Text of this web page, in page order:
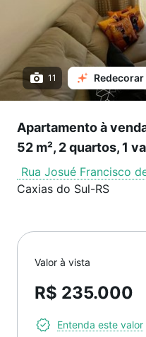
11
Apartamento à
52 m², 2 quartos, 1
Rua Josué Francisco
Caxias do Sul-RS
Valor à vista
R$ 235.000
Entenda este valor